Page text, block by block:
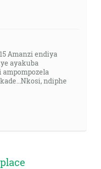
Amanzi endiya
ayakuba
ndiphe